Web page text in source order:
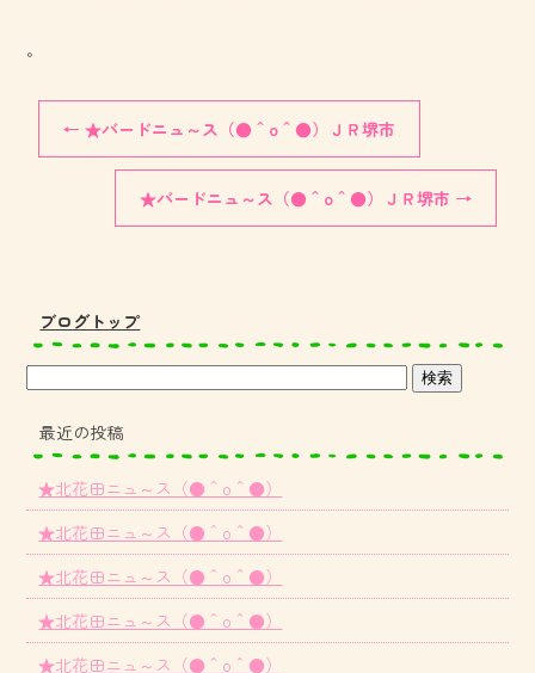
。
← ★バードニュ～ス（●＾o＾●）ＪＲ堺市
★バードニュ～ス（●＾o＾●）ＪＲ堺市 →
ブログトップ
最近の投稿
★北花田ニュ～ス（●＾o＾●）
★北花田ニュ～ス（●＾o＾●）
★北花田ニュ～ス（●＾o＾●）
★北花田ニュ～ス（●＾o＾●）
★北花田ニュ～ス（●＾o＾●）